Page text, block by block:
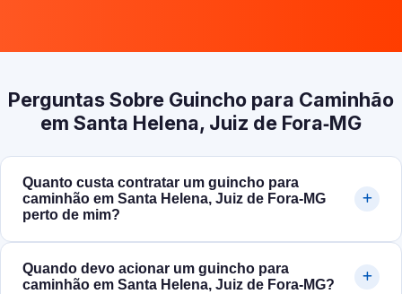
Perguntas Sobre Guincho para Caminhão
em Santa Helena, Juiz de Fora‑MG
Quanto custa contratar um guincho para
caminhão em Santa Helena, Juiz de Fora‑MG
perto de mim?
Quando devo acionar um guincho para
caminhão em Santa Helena, Juiz de Fora‑MG?